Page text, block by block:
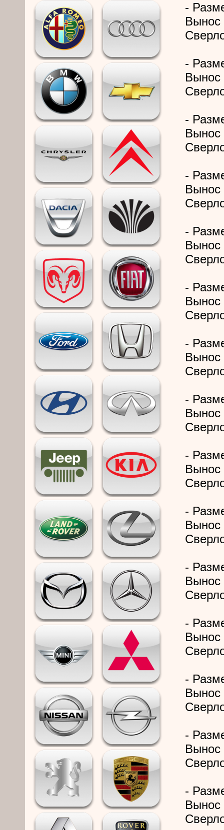
-
Вынос
-
Вынос
-
Вынос
-
Вынос
-
Вынос
-
Вынос
-
Вынос
-
Вынос
-
Вынос
-
Вынос
-
Вынос
-
Вынос
-
Вынос
-
Вынос
-
Вынос